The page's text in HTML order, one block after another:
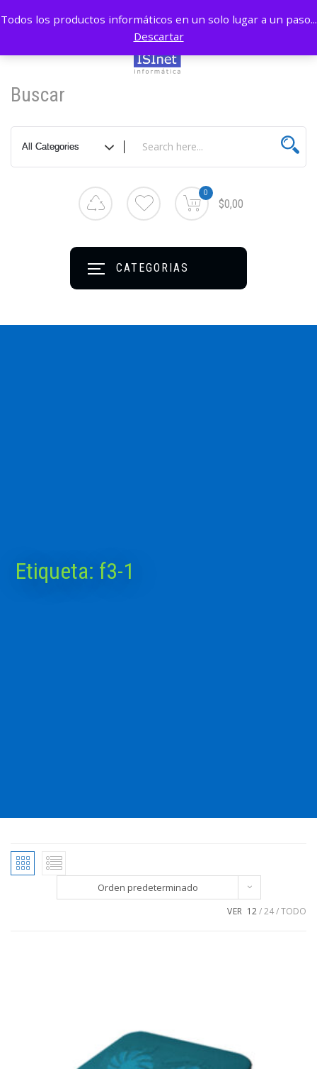
Buscar
0
$0,00
CATEGORIAS
Etiqueta: f3-1
Orden predeterminado
VER 12 24 TODO
Todos los productos informáticos en un solo lugar a un paso...
Descartar